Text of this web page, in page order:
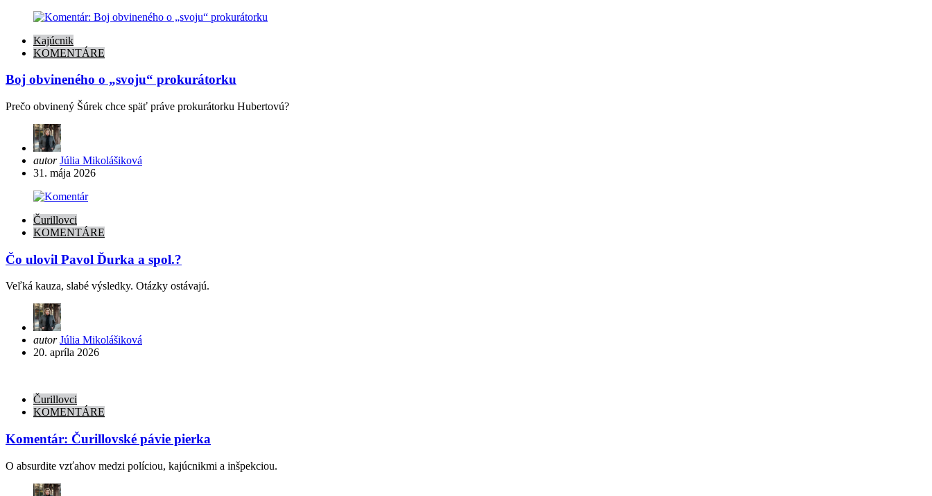
Kajúcnik
KOMENTÁRE
Boj obvineného o „svoju“ prokurátorku
Prečo obvinený Šúrek chce späť práve prokurátorku Hubertovú?
Posted
by
autor Júlia Mikolášiková
31. mája 2026
Čurillovci
KOMENTÁRE
Čo ulovil Pavol Ďurka a spol.?
Veľká kauza, slabé výsledky. Otázky ostávajú.
Posted
by
autor Júlia Mikolášiková
20. apríla 2026
Čurillovci
KOMENTÁRE
Komentár: Čurillovské pávie pierka
O absurdite vzťahov medzi políciou, kajúcnikmi a inšpekciou.